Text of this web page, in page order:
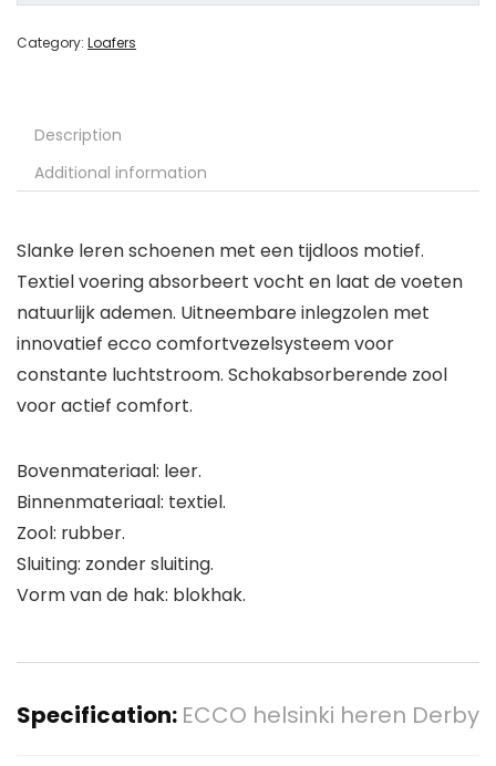
Category: Loafers
Description
Additional information
Slanke leren schoenen met een tijdloos motief.
Textiel voering absorbeert vocht en laat de voeten
natuurlijk ademen. Uitneembare inlegzolen met
innovatief ecco comfortvezelsysteem voor
constante luchtstroom. Schokabsorberende zool
voor actief comfort.
Bovenmateriaal: leer.
Binnenmateriaal: textiel.
Zool: rubber.
Sluiting: zonder sluiting.
Vorm van de hak: blokhak.
Specification: ECCO helsinki heren Derby